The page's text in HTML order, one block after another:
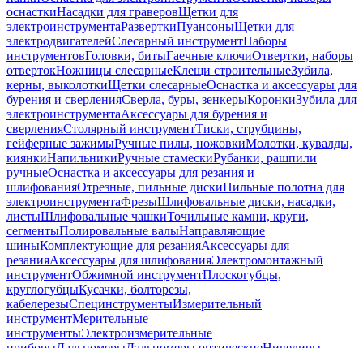
оснасткиНасадки для граверовЩетки для
электроинструментаРазверткиПуансоныЩетки для
электродвигателейСлесарный инструментНаборы
инструментовГоловки, битыГаечные ключиОтвертки, наборы
отвертокНожницы слесарныеКлещи строительныеЗубила,
керны, выколоткиЩетки слесарныеОснастка и аксессуары для
бурения и сверленияСверла, буры, зенкерыКоронкиЗубила для
электроинструментаАксессуары для бурения и
сверленияСтолярный инструментТиски, струбцины,
гейферные зажимыРучные пилы, ножовкиМолотки, кувалды,
киянкиНапильникиРучные стамескиРубанки, рашпили
ручныеОснастка и аксессуары для резания и
шлифованияОтрезные, пильные дискиПильные полотна для
электроинструментаФрезыШлифовальные диски, насадки,
листыШлифовальные чашкиТочильные камни, круги,
сегментыПолировальные валыНаправляющие
шиныКомплектующие для резанияАксессуары для
резанияАксессуары для шлифованияЭлектромонтажный
инструментОбжимной инструментПлоскогубцы,
круглогубцыКусачки, болторезы,
кабелерезыСпецинструментыИзмерительный
инструментМерительные
инструментыЭлектроизмерительные